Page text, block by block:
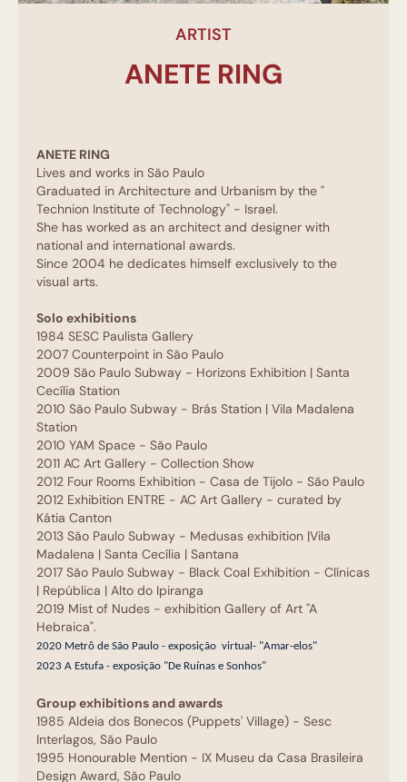
ARTIST
ANETE RING
ANETE RING
Lives and works in São Paulo
Graduated in Architecture and Urbanism by the "
Technion Institute of Technology" - Israel.
She has worked as an architect and designer with
national and international awards.
Since 2004 he dedicates himself exclusively to the
visual arts.
Solo exhibitions
1984 SESC Paulista Gallery
2007 Counterpoint in São Paulo
2009 São Paulo Subway - Horizons Exhibition | Santa
Cecília Station
2010 São Paulo Subway - Brás Station | Vila Madalena
Station
2010 YAM Space - São Paulo
2011 AC Art Gallery - Collection Show
2012 Four Rooms Exhibition - Casa de Tijolo - São Paulo
2012 Exhibition ENTRE - AC Art Gallery - curated by
Kátia Canton
2013 São Paulo Subway - Medusas exhibition |Vila
Madalena | Santa Cecília | Santana
2017 São Paulo Subway - Black Coal Exhibition - Clínicas
| República | Alto do Ipiranga
2019 Mist of Nudes - exhibition Gallery of Art "A
Hebraica".
2020 Metrô de São Paulo - exposição virtual- "Amar-elos"
2023 A Estufa - exposição "De Ruínas e Sonhos"
Group exhibitions and awards
1985 Aldeia dos Bonecos (Puppets' Village) - Sesc
Interlagos, São Paulo
1995 Honourable Mention - IX Museu da Casa Brasileira
Design Award, São Paulo